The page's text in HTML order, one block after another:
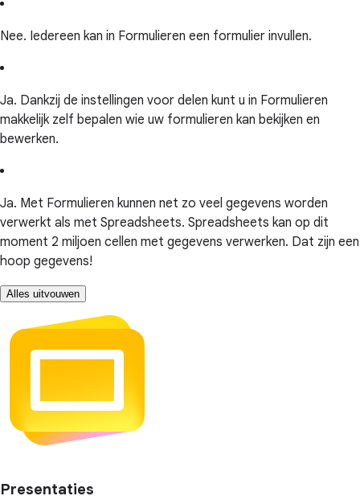
Nee. Iedereen kan in Formulieren een formulier invullen.
Ja. Dankzij de instellingen voor delen kunt u in Formulieren
makkelijk zelf bepalen wie uw formulieren kan bekijken en
bewerken.
Ja. Met Formulieren kunnen net zo veel gegevens worden
verwerkt als met Spreadsheets. Spreadsheets kan op dit
moment 2 miljoen cellen met gegevens verwerken. Dat zijn een
hoop gegevens!
Alles uitvouwen
Presentaties